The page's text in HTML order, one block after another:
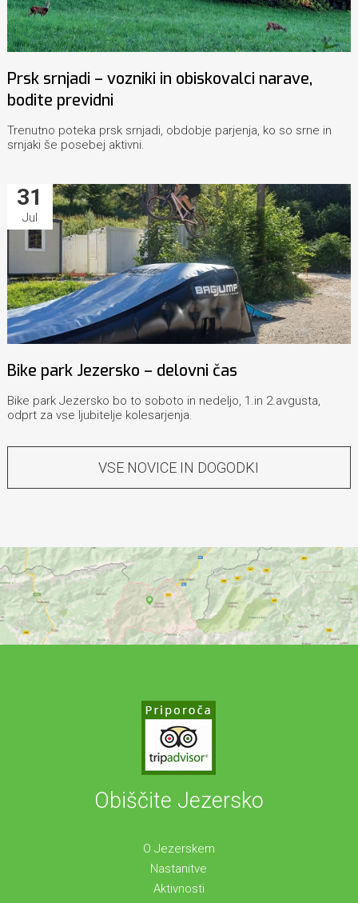
Prsk srnjadi – vozniki in obiskovalci narave,
bodite previdni
Trenutno poteka prsk srnjadi, obdobje parjenja, ko so srne in
srnjaki še posebej aktivni.
31
Jul
Bike park Jezersko – delovni čas
Bike park Jezersko bo to soboto in nedeljo, 1.in 2.avgusta,
odprt za vse ljubitelje kolesarjenja.
VSE NOVICE IN DOGODKI
Obiščite Jezersko
O Jezerskem
Nastanitve
Aktivnosti